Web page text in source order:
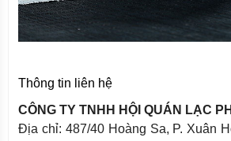
Thông tin liên hệ
CÔNG TY TNHH HỘI QUÁN LẠC
Địa chỉ: 487/40 Hoàng Sa, P. Xuân